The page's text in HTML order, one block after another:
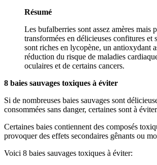
Résumé
Les bufalberries sont assez amères mais
transformées en délicieuses confitures et
sont riches en lycopène, un antioxydant
réduction du risque de maladies
oculaires et de certains cancers.
8 baies sauvages toxiques à éviter
Si de nombreuses baies sauvages sont
consommées sans danger, certaines sont à
Certaines baies contiennent des composés
provoquer des effets secondaires gênants ou
Voici 8 baies sauvages toxiques à éviter: